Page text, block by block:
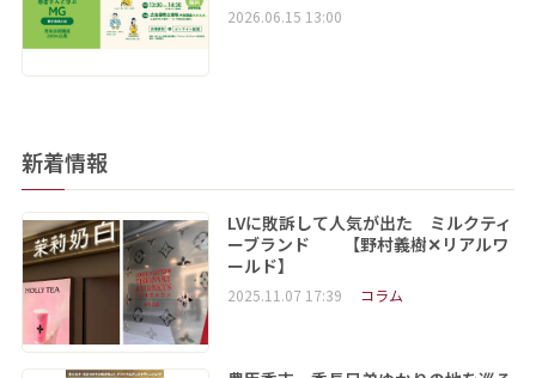
2026.06.15 13:00
新着情報
LVに敗訴して人気が出た ミルクティ
ーブランド 【野村義樹✕リアルワ
ールド】
2025.11.07 17:39 コラム